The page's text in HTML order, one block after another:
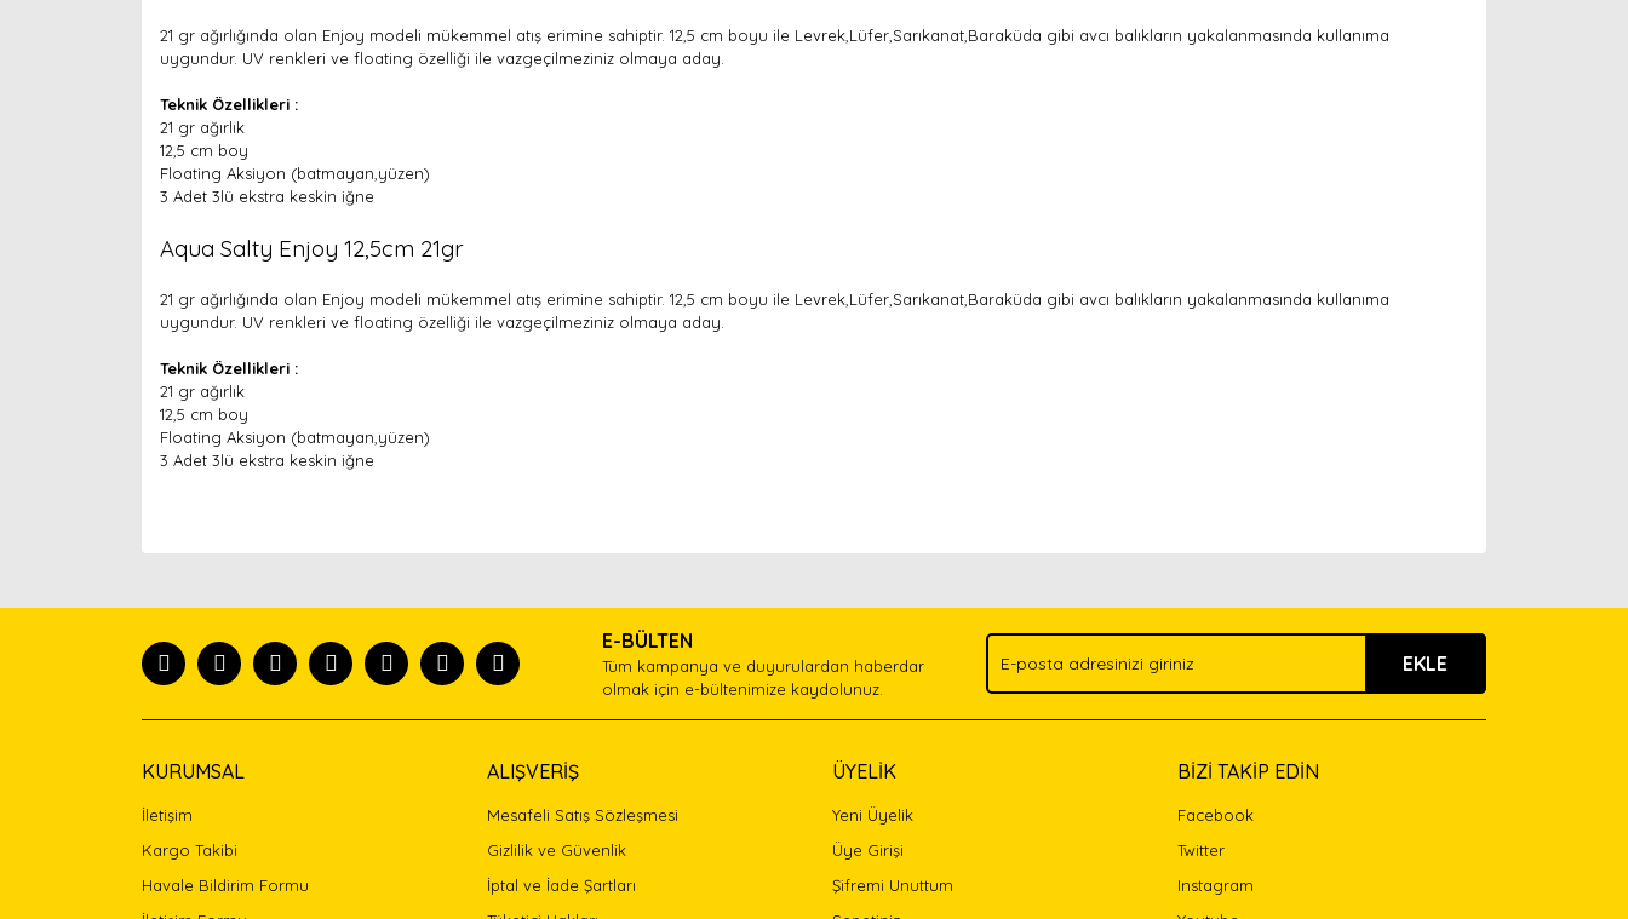
21 gr ağırlığında olan Enjoy modeli mükemmel atış erimine sahiptir. 12,5 cm boyu ile Levrek,Lüfer,Sarıkanat,Baraküda gibi avcı balıkların yakalanmasında kullanıma
uygundur. UV renkleri ve floating özelliği ile vazgeçilmeziniz olmaya aday.
Teknik Özellikleri :
21 gr ağırlık
12,5 cm boy
Floating Aksiyon (batmayan,yüzen)
3 Adet 3lü ekstra keskin iğne
Aqua Salty Enjoy 12,5cm 21gr
21 gr ağırlığında olan Enjoy modeli mükemmel atış erimine sahiptir. 12,5 cm boyu ile Levrek,Lüfer,Sarıkanat,Baraküda gibi avcı balıkların yakalanmasında kullanıma
uygundur. UV renkleri ve floating özelliği ile vazgeçilmeziniz olmaya aday.
Teknik Özellikleri :
21 gr ağırlık
12,5 cm boy
Floating Aksiyon (batmayan,yüzen)
3 Adet 3lü ekstra keskin iğne
Ürün açıklamasında eksik bilgiler bulunuyor.
Bu ürüne benzer farklı alternatifler olmalı.
E-BÜLTEN
Tüm kampanya ve duyurulardan haberdar
olmak için e-bültenimize kaydolunuz.
EKLE
KURUMSAL
İletişim
Kargo Takibi
Havale Bildirim Formu
ALIŞVERİŞ
Mesafeli Satış Sözleşmesi
Gizlilik ve Güvenlik
İptal ve İade Şartları
ÜYELİK
Yeni Üyelik
Üye Girişi
Şifremi Unuttum
BİZİ TAKİP EDİN
Facebook
Twitter
Instagram